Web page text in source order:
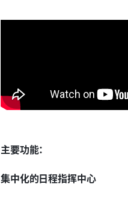
主要功能：
集中化的日程指挥中心